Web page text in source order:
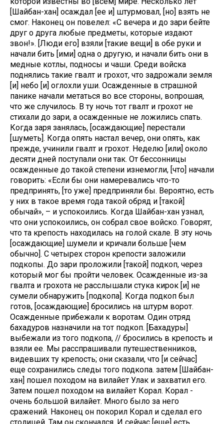
[Шайбан-хан] осаждал [ее и] штурмовал, [но] взять не
смог. Наконец он повелел: «С вечера и до зари бейте
друг о друга любые предметы, которые издают
звон!». [Люди его] взяли [такие вещи] в обе руки и
начали бить [ими] одна о другую, и начали бить они в
медные котлы, подносы и чаши. Среди войска
поднялись такие гвалт и грохот, что задрожали земля
[и] небо [и] оглохли уши. Осажденные в страшной
панике начали метаться во все стороны, вопрошая,
что же случилось. В ту ночь тот гвалт и грохот не
стихали до зари, а осажденные не ложились спать.
Когда заря занялась, [осаждающие] перестали
[шуметь]. Когда опять настал вечер, они опять, как
прежде, учинили гвалт и грохот. Неделю [или] около
десяти дней поступали они так. От бессонницы
осажденные до такой степени изнемогли, [что] начали
говорить: «Если бы они намеревались что-то
предпринять, [то уже] предприняли бы. Вероятно, есть
у них в такое время года такой обряд и [такой]
обычай», – и успокоились. Когда Шайбан-хан узнал,
что они успокоились, он собрал свое войско. Говорят,
что та крепость находилась на голой скале. В эту ночь
[осаждающие] шумели и кричали больше [чем
обычно]. С четырех сторон крепости заложили
подкопы. До зари проложили [такой] подкоп, через
который мог бы пройти человек. Осажденные из-за
гвалта и грохота не расслышали стука кирок [и] не
сумели обнаружить [подкопа]. Когда подкоп был
готов, [осаждающие] бросились на штурм ворот.
Осажденные прибежали к воротам. Один отряд
бахадуров назначили на тот подкоп. [Бахадуры]
выбежали из того подкопа, // бросились в крепость и
взяли ее. Мы расспрашивали путешественников,
видевших ту крепость; они сказали, что [и сейчас]
еще сохранились следы того подкопа. затем [Шайбан-
хан] пошел походом на вилайет Улак и захватил его.
Затем пошел походом на вилайет Корал. Корал -
очень большой вилайет. Много было за него
сражений. Наконец он покорил Корал и сделал его